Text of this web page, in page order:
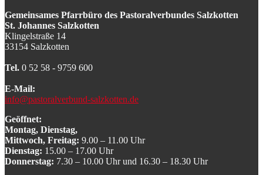
Gemeinsames Pfarrbüro des Pastoralverbundes Salzkotten
St. Johannes Salzkotten
Klingelstraße 14
33154 Salzkotten
Tel. 0 52 58 - 9759 600
E-Mail:
info@pastoralverbund-salzkotten.de
Geöffnet:
Montag, Dienstag,
Mittwoch, Freitag: 9.00 – 11.00 Uhr
Dienstag: 15.00 – 17.00 Uhr
Donnerstag: 7.30 – 10.00 Uhr und 16.30 – 18.30 Uhr